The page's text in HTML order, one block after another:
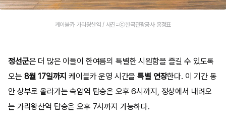
케이블카 가리왕산역 / 사진=ⓒ한국관광공사 홍정표
정선군은 더 많은 이들이 한여름의 특별한 시원함을 즐길 수 있도록
오는 8월 17일까지케이블카 운영 시간을특별 연장한다. 이 기간 동
안 상부로 올라가는 숙암역 탑승은 오후 6시까지, 정상에서 내려오
는 가리왕산역 탑승은 오후 7시까지 가능하다.